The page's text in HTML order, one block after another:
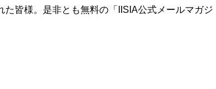
皆様。是非とも無料の「IISIA公式メールマガジ